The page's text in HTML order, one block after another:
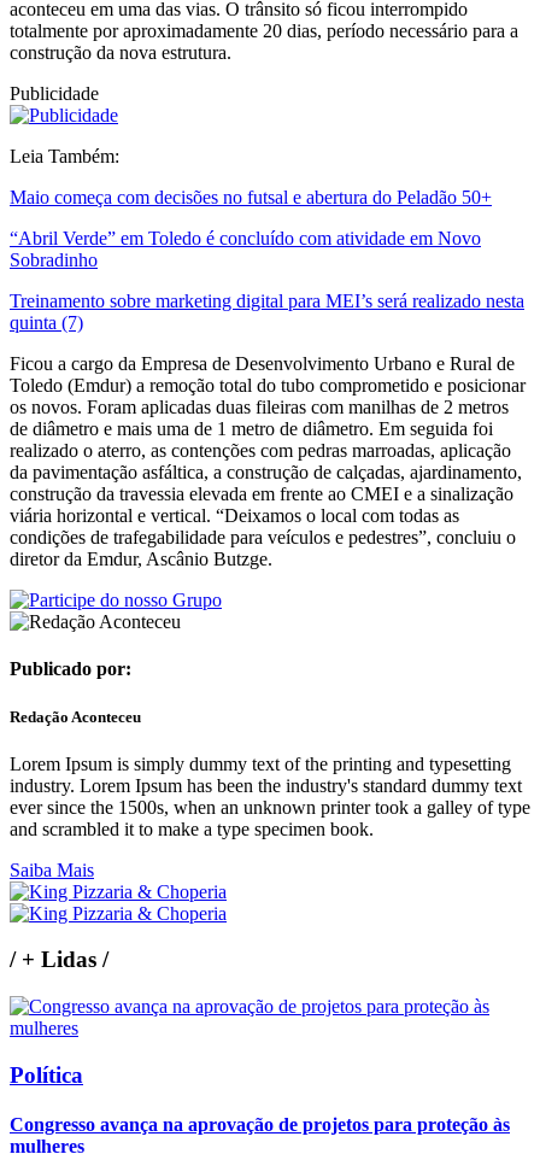
aconteceu em uma das vias. O trânsito só ficou interrompido
totalmente por aproximadamente 20 dias, período necessário para a
construção da nova estrutura.
Publicidade
Leia Também:
Maio começa com decisões no futsal e abertura do Peladão 50+
“Abril Verde” em Toledo é concluído com atividade em Novo
Sobradinho
Treinamento sobre marketing digital para MEI’s será realizado nesta
quinta (7)
Ficou a cargo da Empresa de Desenvolvimento Urbano e Rural de
Toledo (Emdur) a remoção total do tubo comprometido e posicionar
os novos. Foram aplicadas duas fileiras com manilhas de 2 metros
de diâmetro e mais uma de 1 metro de diâmetro. Em seguida foi
realizado o aterro, as contenções com pedras marroadas, aplicação
da pavimentação asfáltica, a construção de calçadas, ajardinamento,
construção da travessia elevada em frente ao CMEI e a sinalização
viária horizontal e vertical. “Deixamos o local com todas as
condições de trafegabilidade para veículos e pedestres”, concluiu o
diretor da Emdur, Ascânio Butzge.
Publicado por:
Redação Aconteceu
Lorem Ipsum is simply dummy text of the printing and typesetting
industry. Lorem Ipsum has been the industry's standard dummy text
ever since the 1500s, when an unknown printer took a galley of type
and scrambled it to make a type specimen book.
Saiba Mais
/+ Lidas /
Política
Congresso avança na aprovação de projetos para proteção às
mulheres